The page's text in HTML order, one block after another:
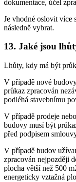
dokumentace, účel
Je vhodné oslovit více
následně vybrat.
13. Jaké jsou
Lhůty, kdy má být
V případě nové
průkaz zpracován
podléhá stavebnímu
V případě prodeje
budovy musí být
před podpisem
V případě budov
zpracován nejpozději
plocha větší než 500
energeticky vztažná